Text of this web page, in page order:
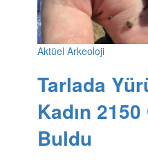
Aktüel Arkeoloji
Tarlada
Kadın
Buldu